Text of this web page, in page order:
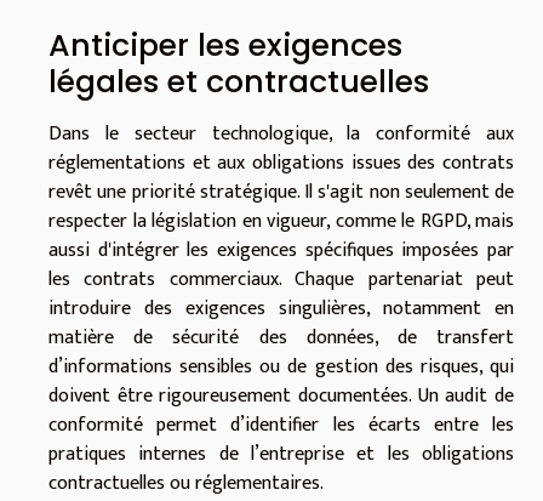
Anticiper les exigences
légales et contractuelles
Dans le secteur technologique, la conformité aux
réglementations et aux obligations issues des contrats
revêt une priorité stratégique. Il s'agit non seulement de
respecter la législation en vigueur, comme le RGPD, mais
aussi d'intégrer les exigences spécifiques imposées par
les contrats commerciaux. Chaque partenariat peut
introduire des exigences singulières, notamment en
matière de sécurité des données, de transfert
d’informations sensibles ou de gestion des risques, qui
doivent être rigoureusement documentées. Un audit de
conformité permet d’identifier les écarts entre les
pratiques internes de l’entreprise et les obligations
contractuelles ou réglementaires.